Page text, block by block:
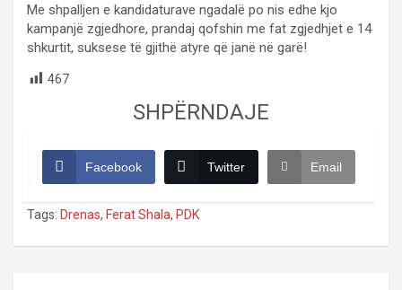
Me shpalljen e kandidaturave ngadalë po nis edhe kjo
kampanjë zgjedhore, prandaj qofshin me fat zgjedhjet e 14
shkurtit, suksese të gjithë atyre që janë në garë!
467
SHPËRNDAJE
Facebook Twitter Email
Tags: Drenas, Ferat Shala, PDK